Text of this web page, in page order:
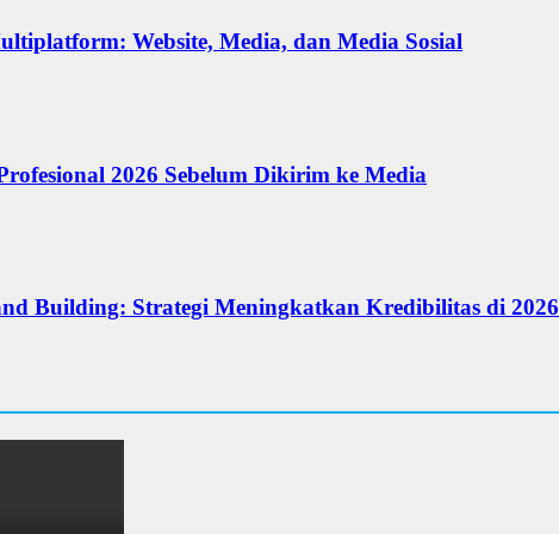
Website, Media, dan Media Sosial
2026 Sebelum Dikirim ke Media
Building: Strategi Meningkatkan Kredibilitas di 2026